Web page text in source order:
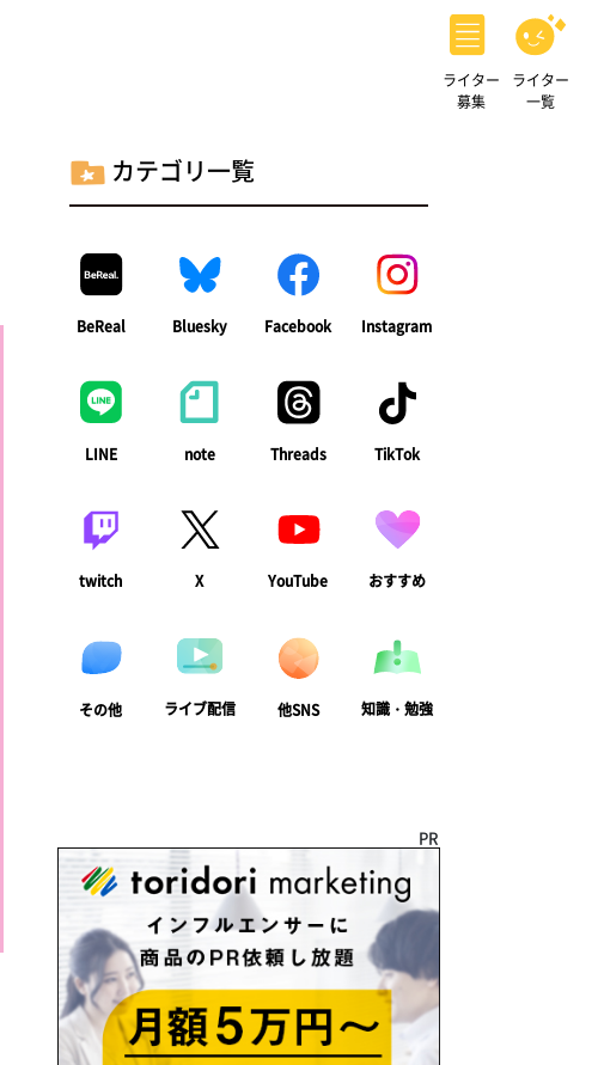
ライター
募集
ライター
一覧
カテゴリ一覧
BeReal Bluesky Facebook Instagram
LINE note Threads TikTok
twitch X YouTube おすすめ
その他 ライブ配信 他SNS 知識・勉強
PR